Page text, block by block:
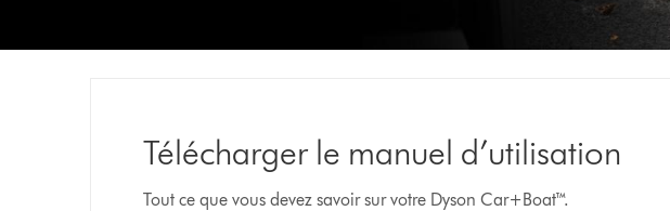
Télécharger le manuel d’utilisation
Tout ce que vous devez savoir sur votre Dyson Car+Boat™.